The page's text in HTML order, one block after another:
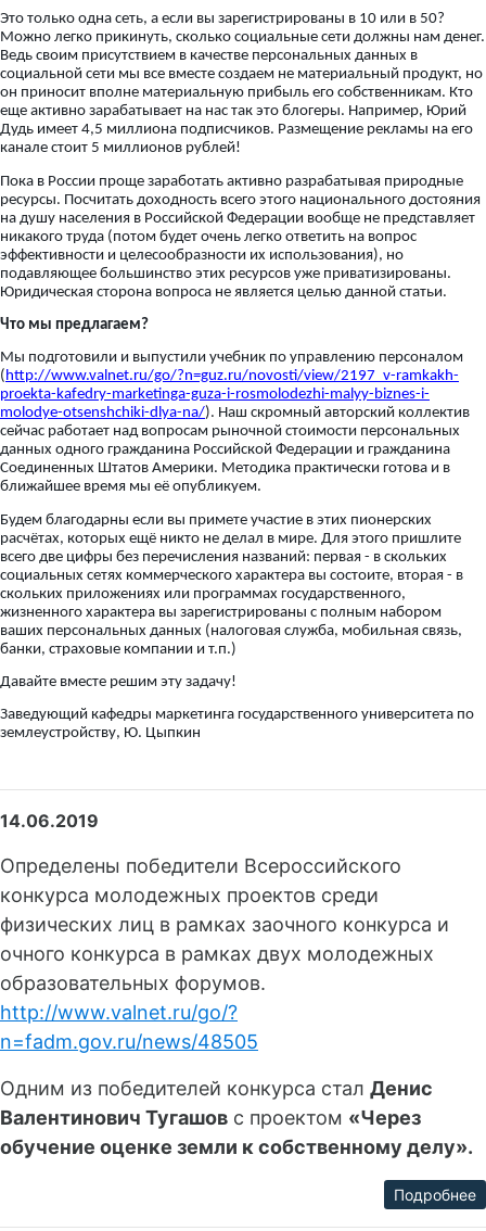
Это только одна сеть, а если вы зарегистрированы в 10 или в 50?
Можно легко прикинуть, сколько социальные сети должны нам денег.
Ведь своим присутствием в качестве персональных данных в
социальной сети мы все вместе создаем не материальный продукт, но
он приносит вполне материальную прибыль его собственникам. Кто
еще активно зарабатывает на нас так это блогеры. Например, Юрий
Дудь имеет 4,5 миллиона подписчиков. Размещение рекламы на его
канале стоит 5 миллионов рублей!
Пока в России проще заработать активно разрабатывая природные
ресурсы. Посчитать доходность всего этого национального достояния
на душу населения в Российской Федерации вообще не представляет
никакого труда (потом будет очень легко ответить на вопрос
эффективности и целесообразности их использования), но
подавляющее большинство этих ресурсов уже приватизированы.
Юридическая сторона вопроса не является целью данной статьи.
Что мы предлагаем?
Мы подготовили и выпустили учебник по управлению персоналом
(http://www.valnet.ru/go/?n=guz.ru/novosti/view/2197_v-ramkakh-
proekta-kafedry-marketinga-guza-i-rosmolodezhi-malyy-biznes-i-
molodye-otsenshchiki-dlya-na/). Наш скромный авторский коллектив
сейчас работает над вопросам рыночной стоимости персональных
данных одного гражданина Российской Федерации и гражданина
Соединенных Штатов Америки. Методика практически готова и в
ближайшее время мы её опубликуем.
Будем благодарны если вы примете участие в этих пионерских
расчётах, которых ещё никто не делал в мире. Для этого пришлите
всего две цифры без перечисления названий: первая - в скольких
социальных сетях коммерческого характера вы состоите, вторая - в
скольких приложениях или программах государственного,
жизненного характера вы зарегистрированы с полным набором
ваших персональных данных (налоговая служба, мобильная связь,
банки, страховые компании и т.п.)
Давайте вместе решим эту задачу!
Заведующий кафедры маркетинга государственного университета по
землеустройству, Ю. Цыпкин
14.06.2019
Определены победители Всероссийского
конкурса молодежных проектов среди
физических лиц в рамках заочного конкурса и
очного конкурса в рамках двух молодежных
образовательных форумов.
http://www.valnet.ru/go/?
n=fadm.gov.ru/news/48505
Одним из победителей конкурса стал Денис
Валентинович Тугашов с проектом «Через
обучение оценке земли к собственному делу».
Подробнее